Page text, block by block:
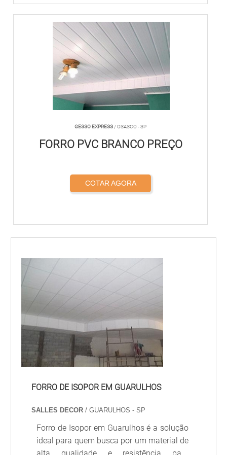
GESSO EXPRESS / OSASCO - SP
FORRO PVC BRANCO PREÇO
COTAR AGORA
FORRO DE ISOPOR EM GUARULHOS
SALLES DECOR/ GUARULHOS - SP
Forro de Isopor em Guarulhos é a solução
ideal para quem busca por um material de